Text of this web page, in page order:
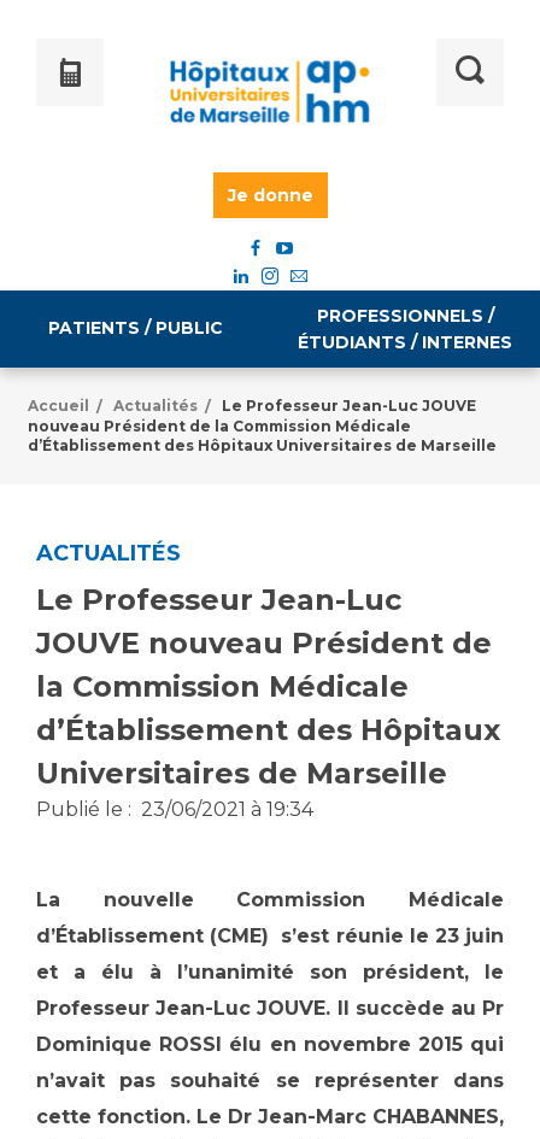
Je donne
PATIENTS / PUBLIC
Informations pratiques
Vous allez être hospitalisé(e)
Vous avez un examen d'imagerie ou de radiologie
Vous avez une analyse à réaliser
Vous venez en consultation
myaphm, votre espace santé en ligne
Infos COVID-19
Vivre ensemble à l'hôpital
Les associations
Livret d'accueil
Salon des familles
Transports sanitaires
PROFESSIONNELS /
ÉTUDIANTS / INTERNES
Égalité professionnelle
Emploi / formation
Emplois paramédicaux
Emplois administratifs
Espace Formation
Étudiants hospitaliers
Emplois techniques et médico-techniques
Emplois divers
Stages paramédicaux
La recherche clinique à l'AP-HM
Les structures de recherche
Accueil / Actualités /
Le Professeur Jean-Luc JOUVE
nouveau Président de la Commission Médicale
d’Établissement des Hôpitaux Universitaires de Marseille
ACTUALITÉS
Le Professeur Jean-Luc
JOUVE nouveau Président de
la Commission Médicale
d’Établissement des Hôpitaux
Universitaires de Marseille
Publié le : 23/06/2021 à 19:34
La nouvelle Commission Médicale
d’Établissement (CME) s’est réunie le 23 juin
et a élu à l’unanimité son président, le
Professeur Jean-Luc JOUVE. Il succède au Pr
Dominique ROSSI élu en novembre 2015 qui
n’avait pas souhaité se représenter dans
cette fonction. Le Dr Jean-Marc CHABANNES,